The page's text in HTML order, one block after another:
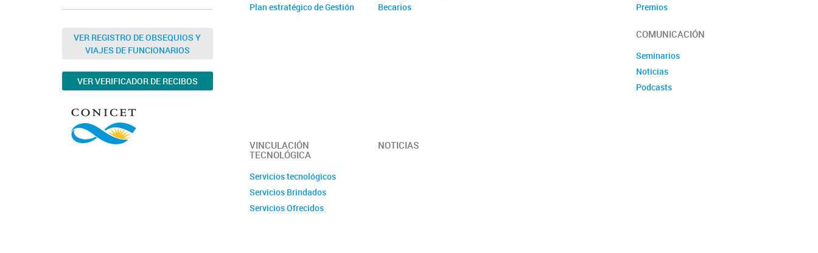
VER REGISTRO DE OBSEQUIOS Y
VIAJES DE FUNCIONARIOS
VER VERIFICADOR DE RECIBOS
Plan estratégico de Gestión
Becarios
Premios
COMUNICACIÓN
Seminarios
Noticias
Podcasts
VINCULACIÓN
TECNOLÓGICA
Servicios tecnológicos
Servicios Brindados
Servicios Ofrecidos
NOTICIAS